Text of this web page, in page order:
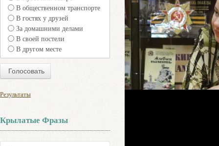
В общественном транспорте
В гостях у друзей
За домашними делами
В своей постели
В другом месте
Результаты
Крылатые Фразы